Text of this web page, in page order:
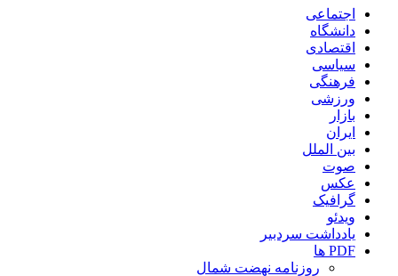
اجتماعی
دانشگاه
اقتصادی
سیاسی
فرهنگی
ورزشی
بازار
ایران
بین الملل
صوت
عکس
گرافیک
ویدئو
یادداشت سردبیر
PDF ها
روزنامه نهضت شمال